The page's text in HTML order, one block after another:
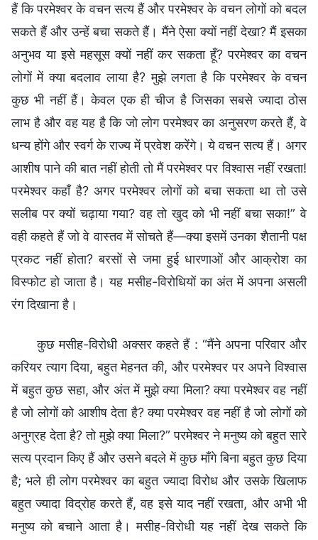
हैं कि परमेश्वर के वचन सत्य हैं और परमेश्वर के वचन लोगों को बदल
सकते हैं और उन्हें बचा सकते हैं। मैंने ऐसा क्यों नहीं देखा? मैं इसका
अनुभव या इसे महसूस क्यों नहीं कर सकता हूँ? परमेश्वर का वचन
लोगों में क्या बदलाव लाया है? मुझे लगता है कि परमेश्वर के वचन
कुछ भी नहीं हैं। केवल एक ही चीज है जिसका सबसे ज्यादा ठोस
लाभ है और वह यह है कि जो लोग परमेश्वर का अनुसरण करते हैं, वे
धन्य होंगे और स्वर्ग के राज्य में प्रवेश करेंगे। ये वचन सत्य हैं। अगर
आशीष पाने की बात नहीं होती तो मैं परमेश्वर पर विश्वास नहीं रखता!
परमेश्वर कहाँ है? अगर परमेश्वर लोगों को बचा सकता था तो उसे
सलीब पर क्यों चढ़ाया गया? वह तो खुद को भी नहीं बचा सका!” वे
वही कहते हैं जो वे वास्तव में सोचते हैं—क्या इसमें उनका शैतानी पक्ष
प्रकट नहीं होता? बरसों से जमा हुई धारणाओं और आक्रोश का
विस्फोट हो जाता है। यह मसीह-विरोधियों का अंत में अपना असली
रंग दिखाना है।
कुछ मसीह-विरोधी अक्सर कहते हैं : “मैंने अपना परिवार और
करियर त्याग दिया, बहुत मेहनत की, और परमेश्वर पर अपने विश्वास
में बहुत कुछ सहा, और अंत में मुझे क्या मिला? क्या परमेश्वर वह नहीं
है जो लोगों को आशीष देता है? क्या परमेश्वर वह नहीं है जो लोगों को
अनुग्रह देता है? तो मुझे क्या मिला?” परमेश्वर ने मनुष्य को बहुत सारे
सत्य प्रदान किए हैं और उसने बदले में कुछ माँगे बिना बहुत कुछ दिया
है; भले ही लोग परमेश्वर का बहुत ज्यादा विरोध और उसके खिलाफ
बहुत ज्यादा विद्रोह करते हैं, वह इसे याद नहीं रखता, और अभी भी
मनुष्य को बचाने आता है। मसीह-विरोधी यह नहीं देख सकते कि